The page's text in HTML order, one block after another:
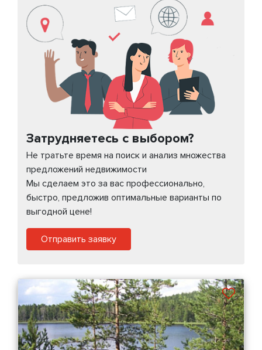
Затрудняетесь с выбором?
Не тратьте время на поиск и анализ множества
предложений недвижимости
Мы сделаем это за вас профессионально,
быстро, предложив оптимальные варианты по
выгодной цене!
Отправить заявку